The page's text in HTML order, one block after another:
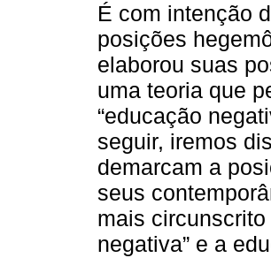
É com intenção
posições
elaborou suas
uma teoria que
“educação
seguir, iremos
demarcam a
seus
mais
negativa” e a